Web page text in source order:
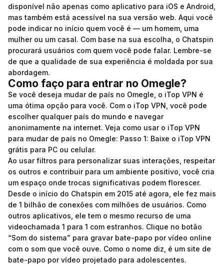
disponível não apenas como aplicativo para iOS e Android,
mas também está acessível na sua versão web. Aqui você
pode indicar no início quem você é — um homem, uma
mulher ou um casal. Com base na sua escolha, o Chatspin
procurará usuários com quem você pode falar. Lembre-se
de que a qualidade de sua experiência é moldada por sua
abordagem.
Como faço para entrar no Omegle?
Se você deseja mudar de país no Omegle, o iTop VPN é
uma ótima opção para você. Com o iTop VPN, você pode
escolher qualquer país do mundo e navegar
anonimamente na internet. Veja como usar o iTop VPN
para mudar de país no Omegle: Passo 1: Baixe o iTop VPN
grátis para PC ou celular.
Ao usar filtros para personalizar suas interações, respeitar
os outros e contribuir para um ambiente positivo, você cria
um espaço onde trocas significativas podem florescer.
Desde o início do Chatspin em 2015 até agora, ele fez mais
de 1 bilhão de conexões com milhões de usuários. Como
outros aplicativos, ele tem o mesmo recurso de uma
videochamada 1 para 1 com estranhos. Clique no botão
“Som do sistema” para gravar bate-papo por vídeo online
com o som que você ouve. Como o nome diz, é um site de
bate-papo por vídeo projetado para adolescentes.